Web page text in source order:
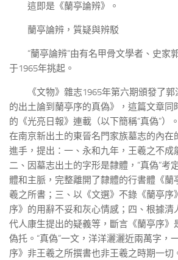
這即是《蘭亭論辨》。
蘭亭論辨，質疑與辨駁
“蘭亭論辨”由有名甲骨文學者、史家
于1965年挑起。
《文物》雜志1965年第六期頒發了
的出土論到蘭亭序的真偽》，這篇文章同
的《光亮日報》連載（以下簡稱“真偽”）
在南京新出土的東晉名門家族墓志的內在
進手，提出：一、永和九年，王羲之不成
二、因墓志出土的字形是隸體，“真偽”考
體和主脈，完整離開了隸體的行書體《蘭
羲之所書；三、以《文選》不錄《蘭亭序
序》的用辭不妥和灰心情感；四、根據清
代人康生提出的疑義等，斷言《蘭亭序》
偽托。“真偽”一文，洋洋灑灑近兩萬字，
序》非王羲之所撰書也非王羲之時期一切